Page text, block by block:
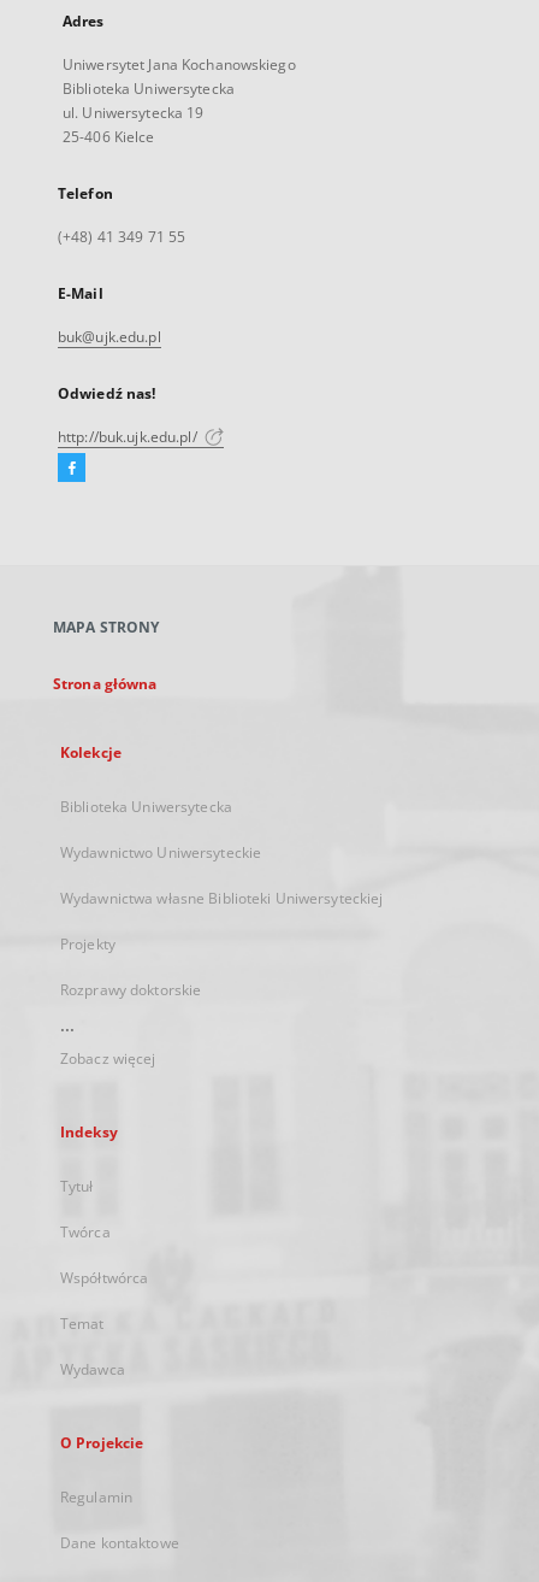
Adres
Uniwersytet Jana Kochanowskiego
Biblioteka Uniwersytecka
ul. Uniwersytecka 19
25-406 Kielce
Telefon
(+48) 41 349 71 55
E-Mail
buk@ujk.edu.pl
Odwiedź nas!
http://buk.ujk.edu.pl/
Facebook
karcie
MAPA STRONY
Strona główna
Kolekcje
Biblioteka Uniwersytecka
Wydawnictwo Uniwersyteckie
Wydawnictwa własne Biblioteki Uniwersyteckiej
Projekty
Rozprawy doktorskie
...
Zobacz więcej
Indeksy
Tytuł
Twórca
Współtwórca
Temat
Wydawca
O Projekcie
Regulamin
Dane kontaktowe